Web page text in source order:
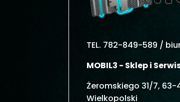
TEL. 782-849-589 /
MOBIL3 - Sklep i
Żeromskiego 31/7,
Wielkopolski